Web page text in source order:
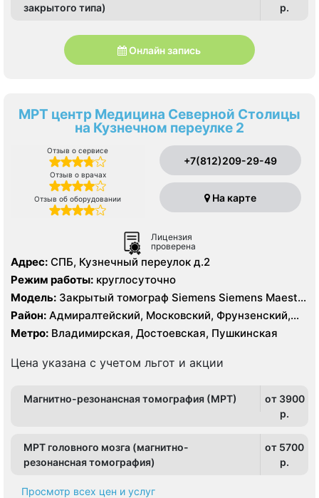
закрытого типа)
p.
Онлайн запись
МРТ центр Медицина Северной Столицы
на Кузнечном переулке 2
Отзыв о сервисе
Отзыв о врачах
Отзыв об оборудовании
+7(812)209-29-49
На карте
Лицензия
проверена
Адрес: СПБ, Кузнечный переулок д.2
Режим работы: круглосуточно
Модель: Закрытый томограф Siemens Siemens Maestro
Class 1.5 Тесла
Район: Адмиралтейский, Московский, Фрунзенский,
Центральный
Метро: Владимирская, Достоевская, Пушкинская
Цена указана с учетом льгот и акции
Магнитно-резонансная томография (МРТ)
от 3900
p.
МРТ головного мозга (магнитно-
резонансная томография)
от 5700
p.
Просмотр всех цен и услуг